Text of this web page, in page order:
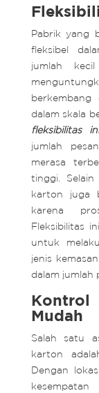
Pabrik yang
fleksibel
jumlah
dalam skala
fleksibilitas
jumlah
merasa
tinggi.
karton juga
karena
Fleksibilitas
untuk
jenis
dalam jumlah
Mudah
Salah satu
karton
Dengan